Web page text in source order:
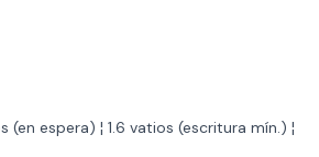
(en espera) ¦ 1.6 vatios (escritura mín.) ¦